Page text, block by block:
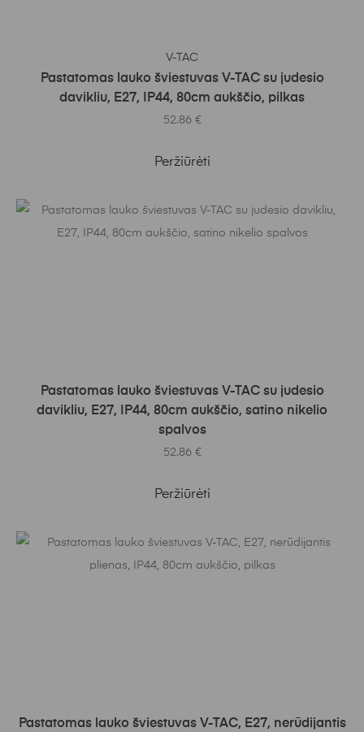
V-TAC
Pastatomas lauko šviestuvas V-TAC su judesio
davikliu, E27, IP44, 80cm aukščio, pilkas
52.86 €
Peržiūrėti
Į KREPŠELĮ
Pastatomas lauko šviestuvas V-TAC su judesio
davikliu, E27, IP44, 80cm aukščio, satino nikelio
spalvos
52.86 €
Peržiūrėti
Į KREPŠELĮ
Pastatomas lauko šviestuvas V-TAC, E27, nerūdijantis